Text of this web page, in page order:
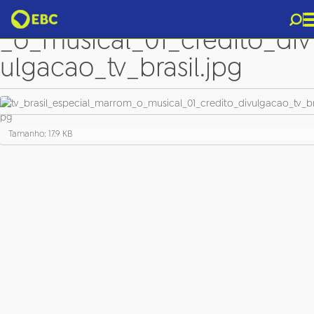
tv_brasil_especial_marrom
_o_musical_01_credito_div
ulgacao_tv_brasil.jpg
C
l
Tamanho: 17.9 KB